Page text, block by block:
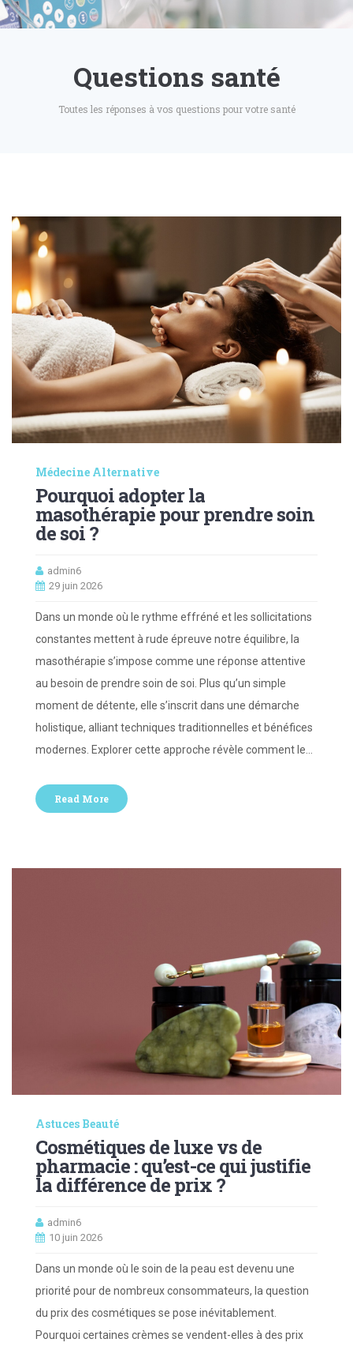
Questions santé
Toutes les réponses à vos questions pour votre santé
Médecine Alternative
Pourquoi adopter la
masothérapie pour prendre soin
de soi ?
admin6
29 juin 2026
Dans un monde où le rythme effréné et les sollicitations
constantes mettent à rude épreuve notre équilibre, la
masothérapie s’impose comme une réponse attentive
au besoin de prendre soin de soi. Plus qu’un simple
moment de détente, elle s’inscrit dans une démarche
holistique, alliant techniques traditionnelles et bénéfices
modernes. Explorer cette approche révèle comment le…
Read More
Astuces Beauté
Cosmétiques de luxe vs de
pharmacie : qu’est-ce qui justifie
la différence de prix ?
admin6
10 juin 2026
Dans un monde où le soin de la peau est devenu une
priorité pour de nombreux consommateurs, la question
du prix des cosmétiques se pose inévitablement.
Pourquoi certaines crèmes se vendent-elles à des prix